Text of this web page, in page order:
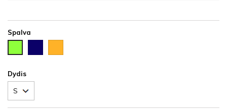
Spalva
žalia
mėlyna
Dydis